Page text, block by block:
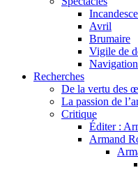
Avril
Brumaire
Vigile de
Navigation
Recherches
De la vertu des
La passion de
Critique
Éditer :
Armand